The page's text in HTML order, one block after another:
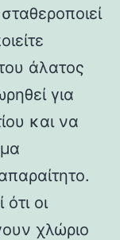
άλατος
για
και να
οι
χλώριο